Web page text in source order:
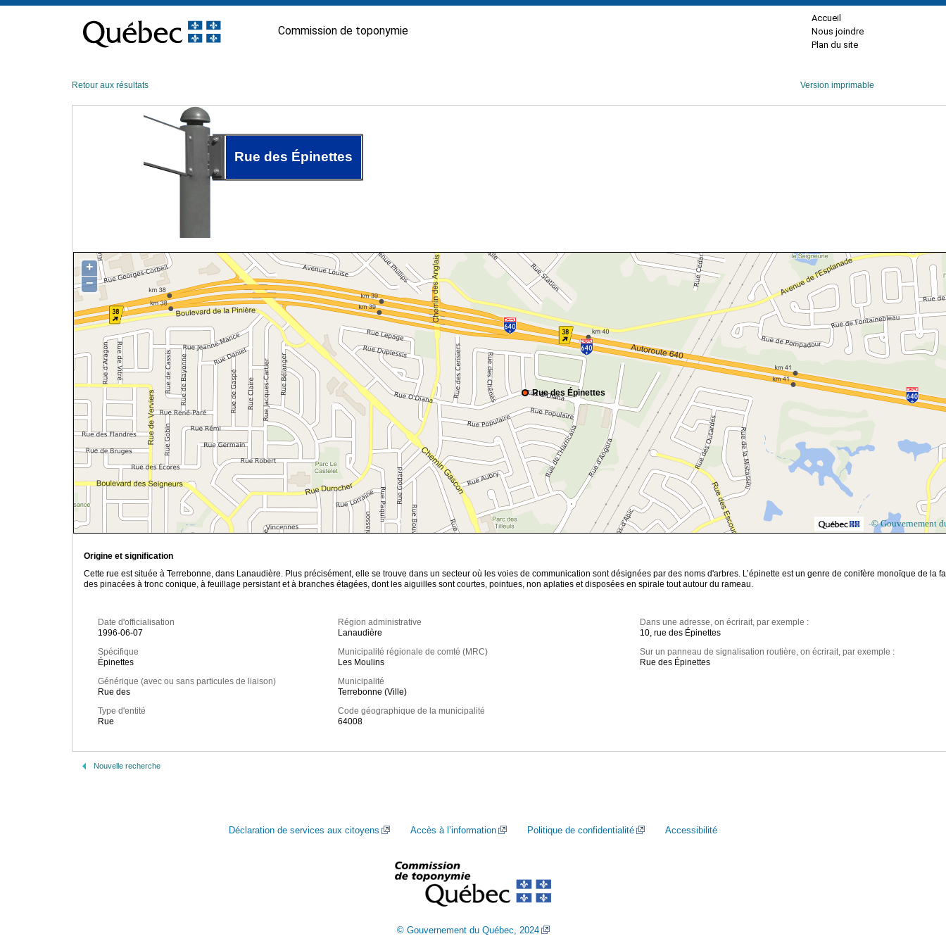
contenu
Commission de toponymie
Accueil
Nous joindre
Plan du site
Retour aux résultats Version imprimable
Rue des Épinettes
Rue des Épinettes
+
−
© Gouvernement
Origine et signification
Cette rue est située à Terrebonne, dans Lanaudière. Plus précisément, elle se trouve dans un secteur où les voies de communication sont désignées par des noms d'arbres. L’épinette est un genre de conifère monoïque de la
des pinacées à tronc conique, à feuillage persistant et à branches étagées, dont les aiguilles sont courtes, pointues, non aplaties et disposées en spirale tout autour du rameau.
Date d'officialisation
1996-06-07
Spécifique
Épinettes
Générique (avec ou sans particules de liaison)
Rue des
Type d'entité
Rue
Région administrative
Lanaudière
Municipalité régionale de comté (MRC)
Les Moulins
Municipalité
Terrebonne (Ville)
Code géographique de la municipalité
64008
Dans une adresse, on écrirait, par exemple :
10, rue des Épinettes
Sur un panneau de signalisation routière, on écrirait, par exemple :
Rue des Épinettes
Nouvelle recherche
Déclaration de services aux citoyens Accès à l’information Politique de confidentialité Accessibilité
© Gouvernement du Québec, 2024